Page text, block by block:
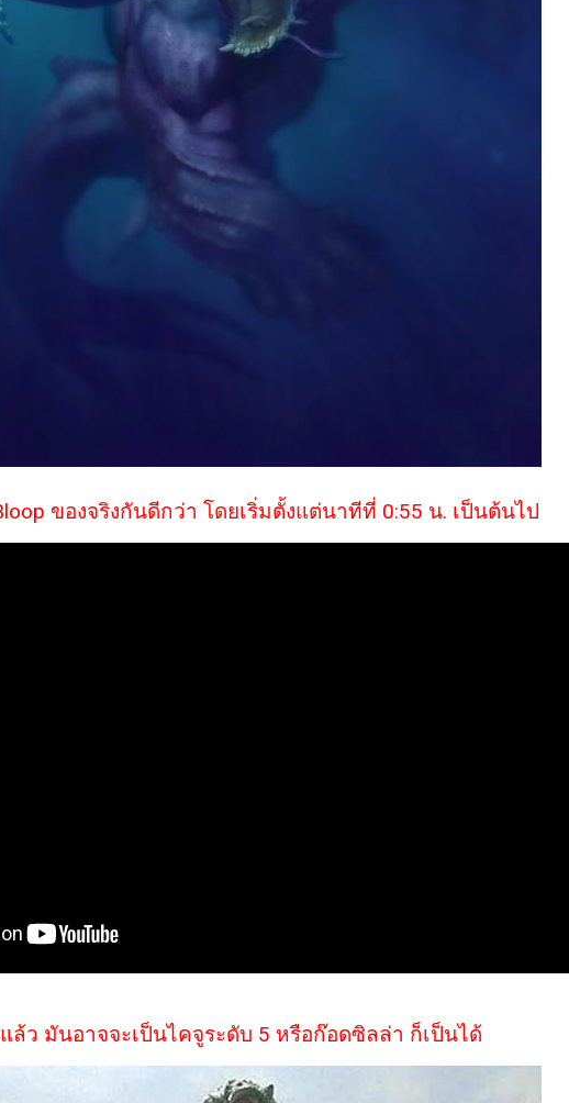
ของจริงกันดีกว่า โดยเริ่มตั้งแต่นาทีที่ 0:55 น. เป็นต้นไป
ล้ว มันอาจจะเป็นไคจูระดับ 5 หรือก๊อดซิลล่า ก็เป็นได้